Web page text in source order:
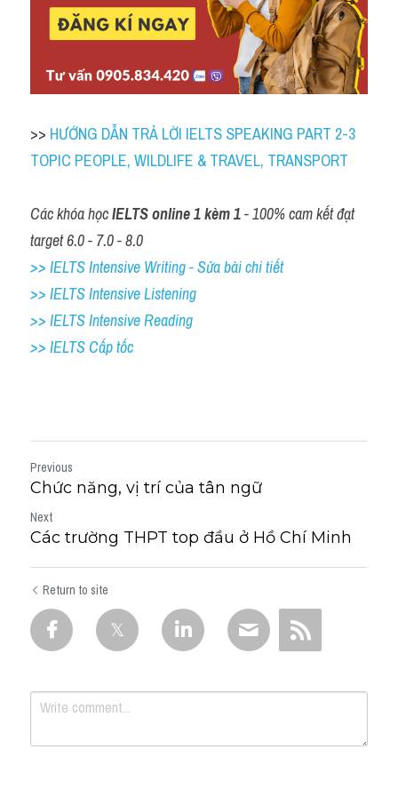
>> HƯỚNG DẪN TRẢ LỜI IELTS SPEAKING PART 2-3
TOPIC PEOPLE, WILDLIFE & TRAVEL, TRANSPORT
Các khóa học IELTS online 1 kèm 1 - 100% cam kết đạt
target 6.0 - 7.0 - 8.0
>> IELTS Intensive Writing - Sửa bài chi tiết
>> IELTS Intensive Listening
>> IELTS Intensive Reading
>> IELTS Cấp tốc
Previous
Chức năng, vị trí của tân ngữ
Next
Các trường THPT top đầu ở Hồ Chí Minh
Return to site